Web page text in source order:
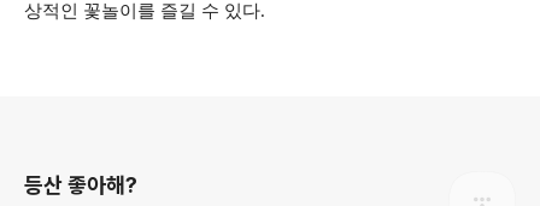
상적인 꽃놀이를 즐길 수 있다.
등산 좋아해?